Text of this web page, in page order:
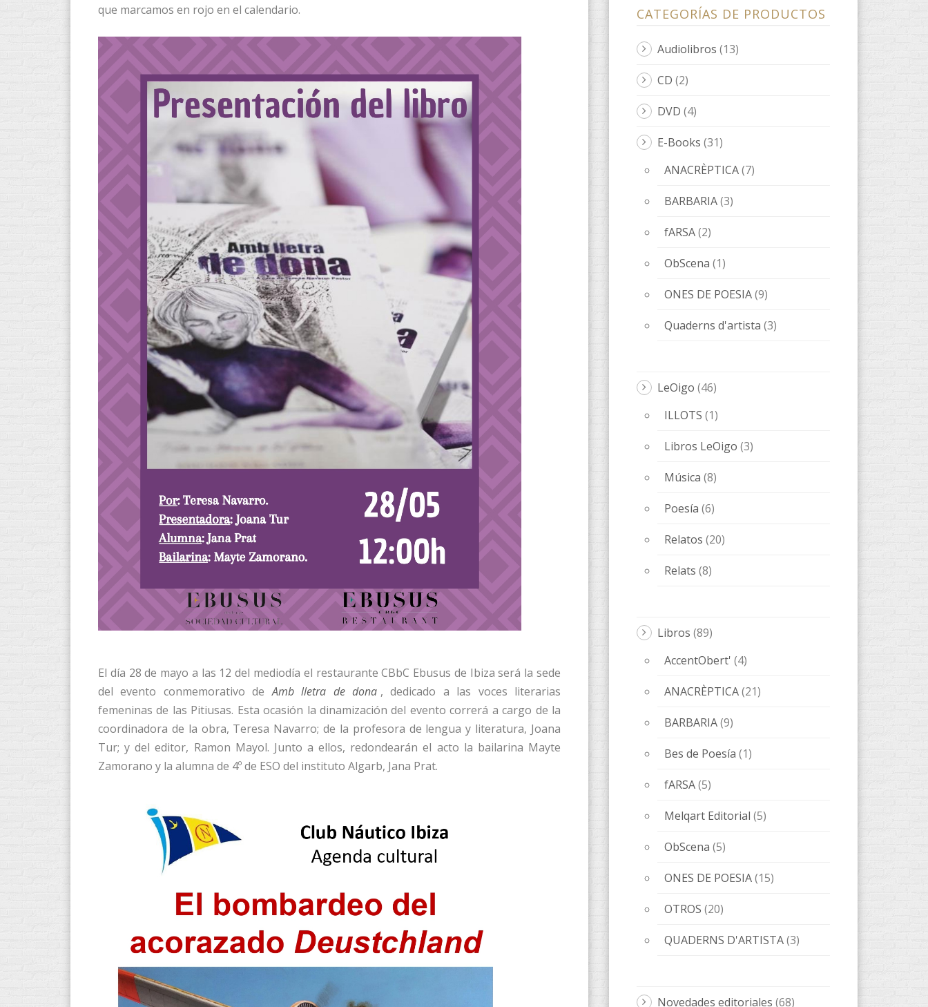
que marcamos en rojo en el calendario.
El día 28 de mayo a las 12 del mediodía el restaurante CBbC Ebusus de Ibiza será la sede
del evento conmemorativo deAmb lletra de dona , dedicado a las voces literarias
femeninas de las Pitiusas. Esta ocasión la dinamización del evento correrá a cargo de la
coordinadora de la obra, Teresa Navarro; de la profesora de lengua y literatura, Joana
Tur; y del editor, Ramon Mayol. Junto a ellos, redondearán el acto la bailarina Mayte
Zamorano y la alumna de 4º de ESO del instituto Algarb, Jana Prat.
ONES DE POESIA (9)
Quaderns d'artista
LeOigo
ILLOTS (1)
Libros LeOigo (3)
Música (8)
Poesía (6)
Relatos(20)
Relats (8)
AccentObert'
ANACRÈPTICA
BARBARIA (9)
Bes de Poesía
fARSA (5)
Melqart Editorial
ObScena
OTROS(20)
QUADERNS D'ARTISTA
Novedades editoriales
Sin categorizar (1)
Tickets (1)